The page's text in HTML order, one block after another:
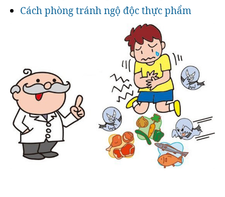
Cách phòng tránh ngộ độc thực phẩm